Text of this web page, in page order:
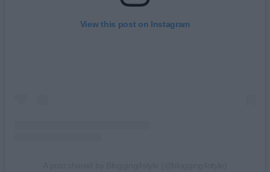
View this post on Instagram